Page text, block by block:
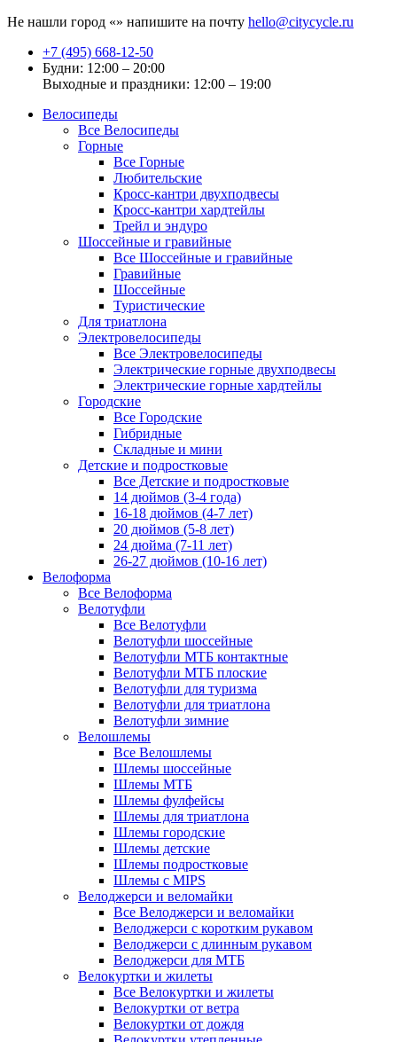
Не нашли город «» напишите на почту hello@citycycle.ru
+7 (495) 668-12-50
Будни: 12:00 – 20:00
Выходные и праздники: 12:00 – 19:00
Велосипеды
Все Велосипеды
Горные
Все Горные
Любительские
Кросс-кантри двухподвесы
Кросс-кантри хардтейлы
Трейл и эндуро
Шоссейные и гравийные
Все Шоссейные и гравийные
Гравийные
Шоссейные
Туристические
Для триатлона
Электровелосипеды
Все Электровелосипеды
Электрические горные двухподвесы
Электрические горные хардтейлы
Городские
Все Городские
Гибридные
Складные и мини
Детские и подростковые
Все Детские и подростковые
14 дюймов (3-4 года)
16-18 дюймов (4-7 лет)
20 дюймов (5-8 лет)
24 дюйма (7-11 лет)
26-27 дюймов (10-16 лет)
Велоформа
Все Велоформа
Велотуфли
Все Велотуфли
Велотуфли шоссейные
Велотуфли МТБ контактные
Велотуфли МТБ плоские
Велотуфли для туризма
Велотуфли для триатлона
Велотуфли зимние
Велошлемы
Все Велошлемы
Шлемы шоссейные
Шлемы МТБ
Шлемы фулфейсы
Шлемы для триатлона
Шлемы городские
Шлемы детские
Шлемы подростковые
Шлемы с MIPS
Велоджерси и веломайки
Все Велоджерси и веломайки
Велоджерси с коротким рукавом
Велоджерси с длинным рукавом
Велоджерси для МТБ
Велокуртки и жилеты
Все Велокуртки и жилеты
Велокуртки от ветра
Велокуртки от дождя